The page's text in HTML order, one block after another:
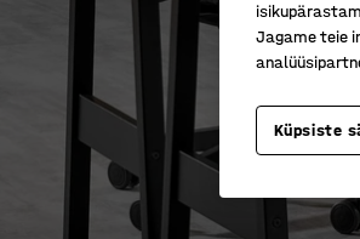
Jagame teie
Küpsiste